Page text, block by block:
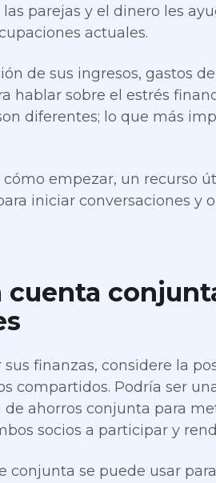
parejas y el dinero les
actuales.
de sus ingresos, gastos
hablar sobre el estrés
diferentes; lo que más
empezar, un recurso
iniciar conversaciones y
cuenta
sus finanzas, considere la
compartidos. Podría ser
ahorros conjunta para
socios a participar y
conjunta se puede usar